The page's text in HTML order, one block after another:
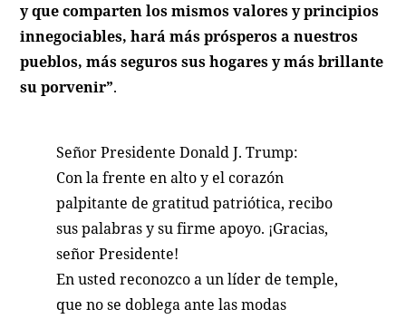
y que comparten los mismos valores y principios
innegociables, hará más prósperos a nuestros
pueblos, más seguros sus hogares y más brillante
su porvenir”.
Señor Presidente Donald J. Trump:
Con la frente en alto y el corazón
palpitante de gratitud patriótica, recibo
sus palabras y su firme apoyo. ¡Gracias,
señor Presidente!
En usted reconozco a un líder de temple,
que no se doblega ante las modas